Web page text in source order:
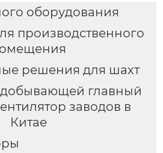
оборудования
производственного
решения для шахт
главный
заводов в
Китае